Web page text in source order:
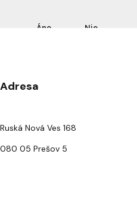
Áno Nie
Adresa
Ruská Nová Ves 168
080 05 Prešov 5